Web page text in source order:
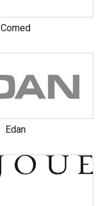
Comed
Edan